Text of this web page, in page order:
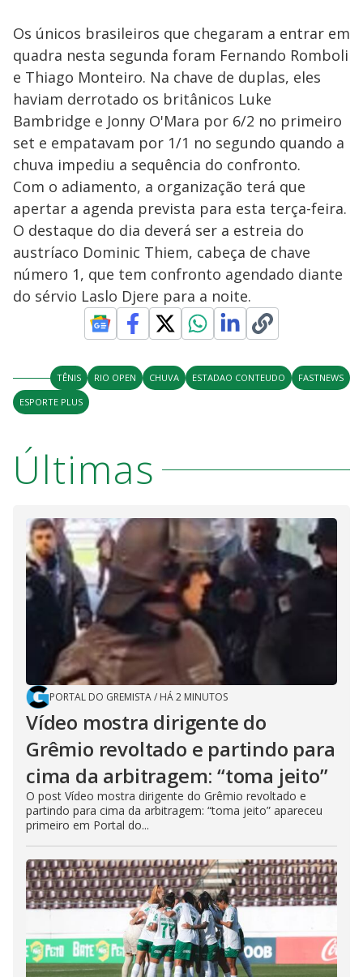
Os únicos brasileiros que chegaram a entrar em
quadra nesta segunda foram Fernando Romboli
e Thiago Monteiro. Na chave de duplas, eles
haviam derrotado os britânicos Luke
Bambridge e Jonny O'Mara por 6/2 no primeiro
set e empatavam por 1/1 no segundo quando a
chuva impediu a sequência do confronto.
Com o adiamento, a organização terá que
apertar a agenda prevista para esta terça-feira.
O destaque do dia deverá ser a estreia do
austríaco Dominic Thiem, cabeça de chave
número 1, que tem confronto agendado diante
do sérvio Laslo Djere para a noite.
TÊNIS RIO OPEN CHUVA ESTADAO CONTEUDO
FASTNEWS
ESPORTE PLUS
Últimas
PORTAL DO GREMISTA/ HÁ 2 MINUTOS
Vídeo mostra dirigente do
Grêmio revoltado e partindo para
cima da arbitragem: “toma jeito”
O post Vídeo mostra dirigente do Grêmio revoltado e
partindo para cima da arbitragem: “toma jeito” apareceu
primeiro em Portal do...